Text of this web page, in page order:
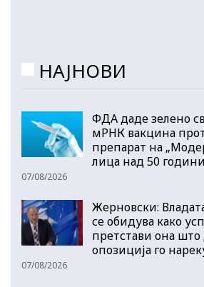
НАЈНОВИ
ФДА даде зелено
мРНК вакцина
препарат на
лица над 50 години
07/08/2026
Жерновски:
се обидува како
претстави она
опозиција го
07/08/2026